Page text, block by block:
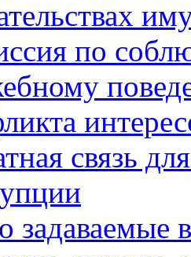
по
связь
задаваемые